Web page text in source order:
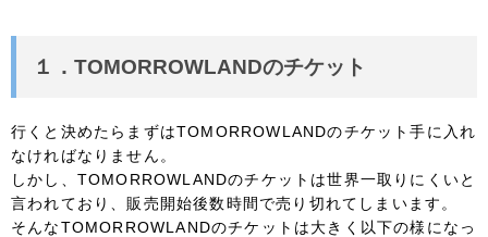
１．TOMORROWLANDのチケット
行くと決めたらまずはTOMORROWLANDのチケット手に入れ
なければなりません。
しかし、TOMORROWLANDのチケットは世界一取りにくいと
言われており、販売開始後数時間で売り切れてしまいます。
そんなTOMORROWLANDのチケットは大きく以下の様になっ